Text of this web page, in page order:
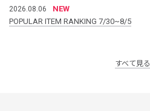
2026.08.06
NEW
POPULAR ITEM RANKING 7/30~8/5
すべて見る